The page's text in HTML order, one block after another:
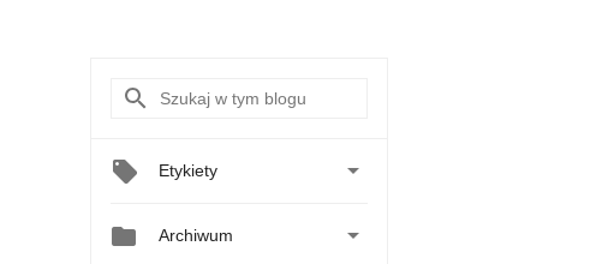
Etykiety 
 Archiwum 